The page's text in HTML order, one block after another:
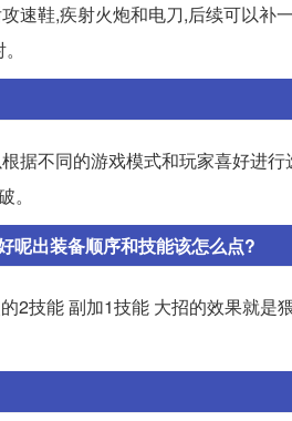
速鞋,疾射火炮和电刀,后续可以
据不同的游戏模式和玩家喜好进
呢出装备顺序和技能该怎么点?
2技能 副加1技能 大招的效果就